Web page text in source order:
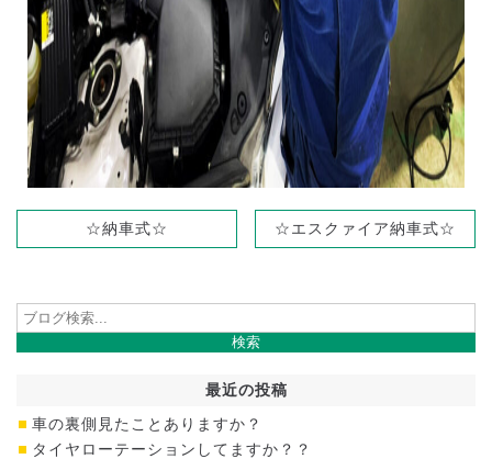
☆納車式☆ ☆エスクァイア納車式☆
最近の投稿
車の裏側見たことありますか？
タイヤローテーションしてますか？？